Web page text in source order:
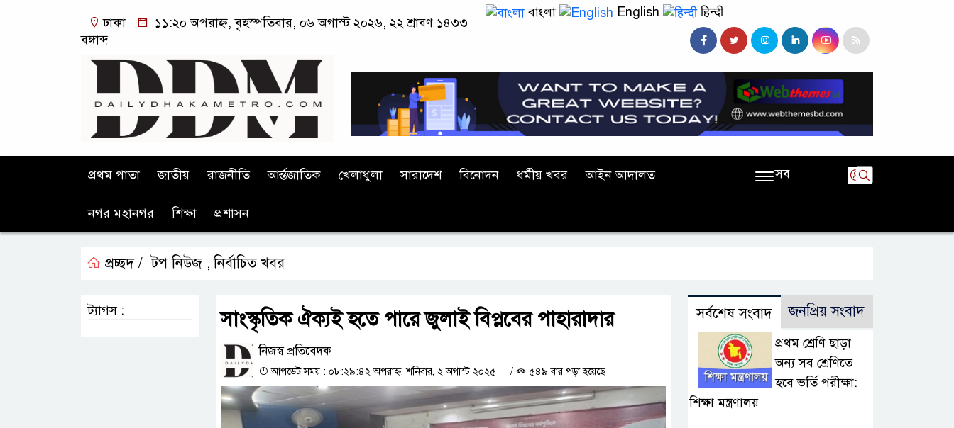
ঢাকা
১১:২০ অপরাহ্ন, বৃহস্পতিবার, ০৬ অগাস্ট ২০২৬, ২২ শ্রাবণ ১৪৩৩
বঙ্গাব্দ
বাংলা English हिन्दी
প্রথম পাতা জাতীয় রাজনীতি আর্ন্তজাতিক খেলাধুলা সারাদেশ বিনোদন ধর্মীয় খবর আইন আদালত
নগর মহানগর শিক্ষা প্রশাসন
সব
প্রচ্ছদ / টপ নিউজ ,নির্বাচিত খবর
সাংস্কৃতিক ঐক্যই হতে পারে জুলাই বিপ্লবের পাহারাদার
নিজস্ব প্রতিবেদক
আপডেট সময় : ০৮:২৯:৪২ অপরাহ্ন, শনিবার, ২ অগাস্ট ২০২৫ / ৫৪৯ বার পড়া হয়েছে
ট্যাগস : সর্বশেষ সংবাদ জনপ্রিয় সংবাদ
প্রথম শ্রেণি ছাড়া
অন্য সব শ্রেণিতে
হবে ভর্তি পরীক্ষা:
শিক্ষা মন্ত্রণালয়